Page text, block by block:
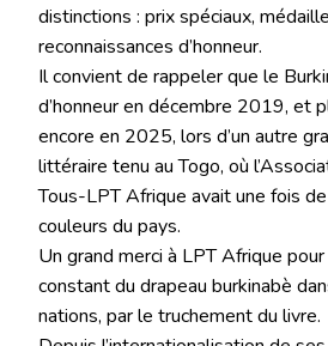
distinctions : prix spéciaux,
reconnaissances d’honneur.
Il convient de rappeler que le
d’honneur en décembre 2019, et
encore en 2025, lors d’un autre
littéraire tenu au Togo, où
Tous-LPT Afrique avait une fois
couleurs du pays.
Un grand merci à LPT Afrique
constant du drapeau burkinabè
nations, par le truchement du livre.